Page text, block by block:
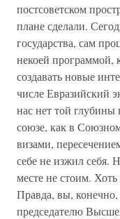
постсоветском
плане сделали.
государства, сам
некоей программой,
создавать новые
числе Евразийский
нас нет той глубины
союзе, как в
визами,
себе не изжил себя.
месте не стоим.
Правда, вы, конечно,
председателю